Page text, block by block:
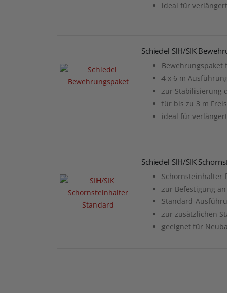
ideal für
Schiedel SIH/SIK
Bewehrungspaket
4 x 6 m
zur Stabilisierung
für bis zu 3 m
ideal für
Schiedel SIH/SIK
Schornsteinhalter
zur Befestigung
Standard-
zur zusätzlichen
geeignet für